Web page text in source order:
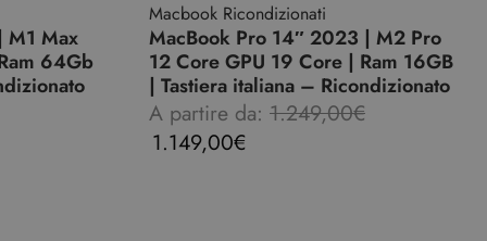
M1 Max
64Gb
Macbook Ricondizionati
MacBook Pro 14″ 2023 | M2 Pro
12 Core GPU 19 Core | Ram 16GB
| Tastiera italiana – Ricondizionato
A partire da: 1.249,00€
1.149,00€